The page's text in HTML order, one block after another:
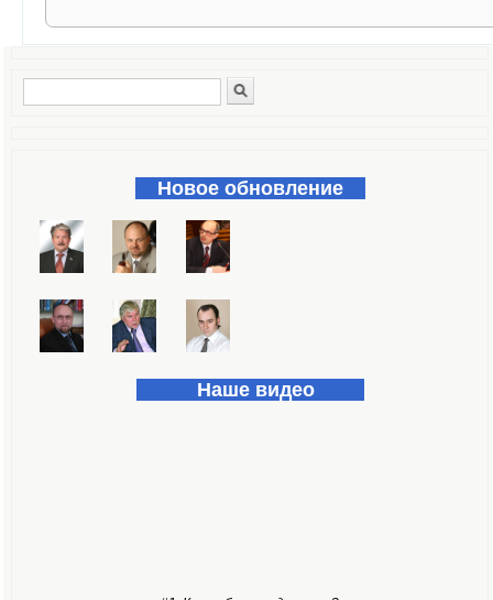
Форма поиска
Новое обновление
Наше видео